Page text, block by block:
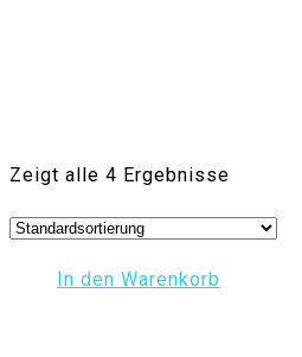
Zeigt alle 4 Ergebnisse
In den Warenkorb